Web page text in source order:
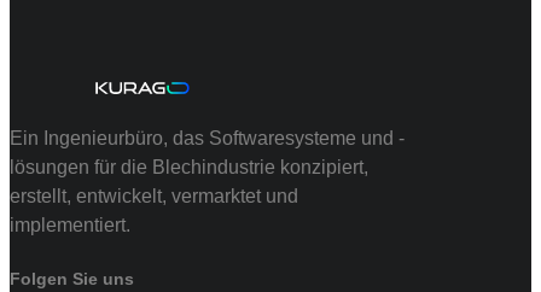
Ein Ingenieurbüro, das Softwaresysteme und -
lösungen für die Blechindustrie konzipiert,
erstellt, entwickelt, vermarktet und
implementiert.
Folgen Sie uns